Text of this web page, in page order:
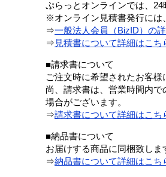
ぷらっとオンラインでは、24
※オンライン見積書発行には
⇒一般法人会員（BizID）の
⇒ 見積書について詳細はこち
■請求書について
ご注文時に希望されたお客様
尚、請求書は、営業時間内
場合がございます。
⇒請求書について詳細はこち
■納品書について
お届けする商品に同梱致しま
⇒納品書について詳細はこち